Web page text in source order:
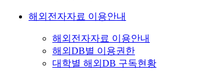
해외전자자료 이용안내
해외전자자료 이용안내
해외DB별 이용권한
대학별 해외DB 구독현황